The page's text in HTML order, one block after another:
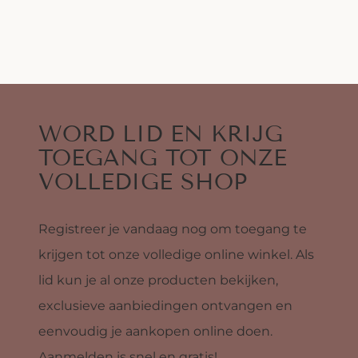
WORD LID EN KRIJG
TOEGANG TOT ONZE
VOLLEDIGE SHOP
Registreer je vandaag nog om toegang te
krijgen tot onze volledige online winkel. Als
lid kun je al onze producten bekijken,
exclusieve aanbiedingen ontvangen en
eenvoudig je aankopen online doen.